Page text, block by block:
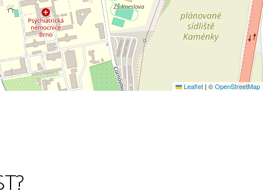
Leaflet | ©OpenStreetMap